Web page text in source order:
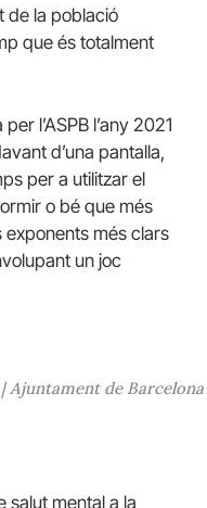
de la població
que és totalment
l’ASPB l’any 2021
d’una pantalla,
per a utilitzar el
o bé que més
exponents més clars
un joc
Ajuntament de Barcelona
salut mental a la